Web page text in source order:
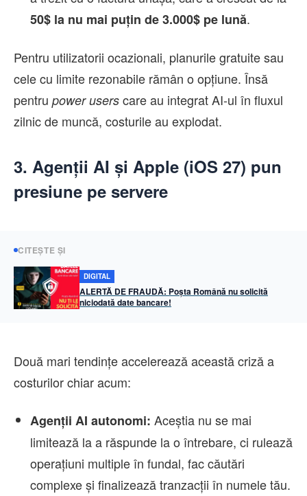
50$ la nu mai puțin de 3.000$ pe lună.
Pentru utilizatorii ocazionali, planurile gratuite sau
cele cu limite rezonabile rămân o opțiune. Însă
pentru power users care au integrat AI-ul în fluxul
zilnic de muncă, costurile au explodat.
3. Agenții AI și Apple (iOS 27) pun
presiune pe servere
CITEȘTE ȘI
DIGITAL
ALERTĂ DE FRAUDĂ: Poșta Română nu solicită
niciodată date bancare!
Două mari tendințe accelerează această criză a
costurilor chiar acum:
Agenții AI autonomi: Aceștia nu se mai
limitează la a răspunde la o întrebare, ci rulează
operațiuni multiple în fundal, fac căutări
complexe și finalizează tranzacții în numele tău.